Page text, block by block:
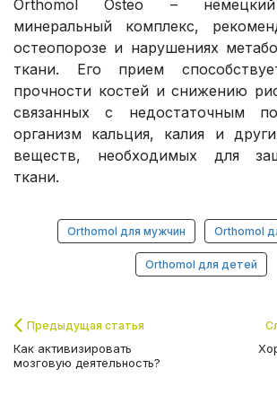
Orthomol Osteo –
минеральный комплекс,
остеопорозе и нарушениях
ткани. Его прием
прочности костей и снижению
связанных с недостаточным
организм кальция, калия и
веществ, необходимых для
ткани.
Orthomol для мужчин Orthomol
Orthomol для детей
Предыдущая статья
Как активизировать
мозговую деятельность?